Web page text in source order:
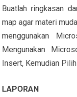
Buatlah ringkasan
map agar materi
menggunakan
Mengunakan
Insert, Kemudian
LAPORAN